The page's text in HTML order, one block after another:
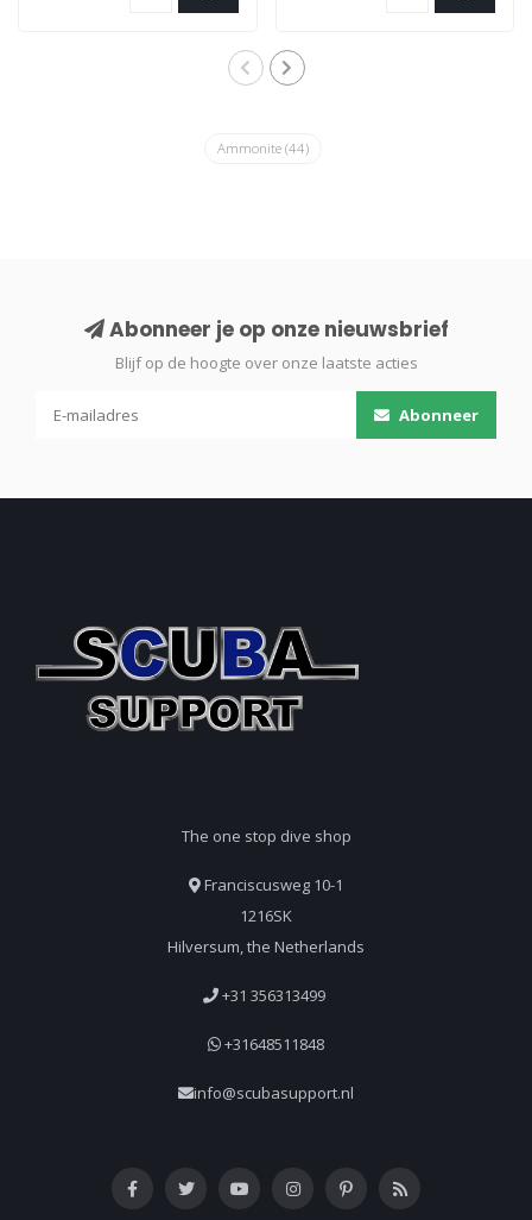
Ammonite (44)
Abonneer je op onze nieuwsbrief
Blijf op de hoogte over onze laatste acties
Abonneer
The one stop dive shop
Franciscusweg 10-1
1216SK
Hilversum, the Netherlands
+31 356313499
+31648511848
info@scubasupport.nl